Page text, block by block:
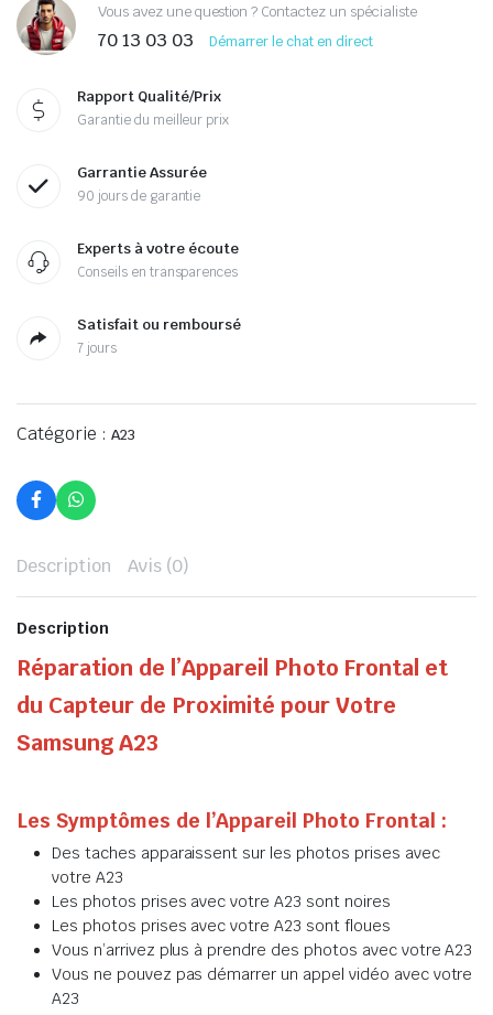
Vous avez une question ? Contactez un spécialiste
70 13 03 03 Démarrer le chat en direct
Rapport Qualité/Prix
Garantie du meilleur prix
Garrantie Assurée
90 jours de garantie
Experts à votre écoute
Conseils en transparences
Satisfait ou remboursé
7 jours
Catégorie : A23
Description Avis (0)
Description
Réparation de l’Appareil Photo Frontal et
du Capteur de Proximité pour Votre
Samsung A23
Les Symptômes de l’Appareil Photo Frontal :
Des taches apparaissent sur les photos prises avec
votre A23
Les photos prises avec votre A23 sont noires
Les photos prises avec votre A23 sont floues
Vous n’arrivez plus à prendre des photos avec votre A23
Vous ne pouvez pas démarrer un appel vidéo avec votre
A23